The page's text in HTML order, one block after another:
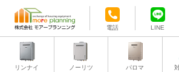
電話 LINE
リンナイ ノーリツ パロマ